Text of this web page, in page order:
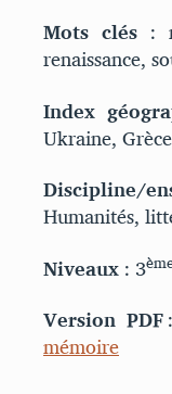
Mots clés:
renaissance,
Index
Ukraine,
Discipline/
Humanités,
Niveaux: 3
Version PDF
mémoire